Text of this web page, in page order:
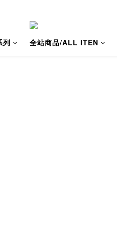
列 全站商品/ALL ITEN